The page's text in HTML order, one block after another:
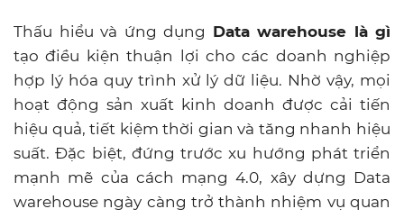
Thấu hiểu và ứng dụng Data warehouse là gì
tạo điều kiện thuận lợi cho các doanh nghiệp
hợp lý hóa quy trình xử lý dữ liệu. Nhờ vậy, mọi
hoạt động sản xuất kinh doanh được cải tiến
hiệu quả, tiết kiệm thời gian và tăng nhanh hiệu
suất. Đặc biệt, đứng trước xu hướng phát triển
mạnh mẽ của cách mạng 4.0, xây dựng Data
warehouse ngày càng trở thành nhiệm vụ quan